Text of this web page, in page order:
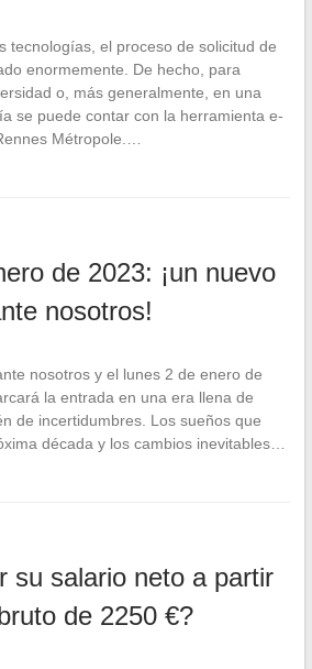
tecnologías, el proceso de solicitud de
enormemente. De hecho, para
o, más generalmente, en una
se puede contar con la herramienta e-
Métropole.…
de 2023: ¡un nuevo
nosotros!
nosotros y el lunes 2 de enero de
la entrada en una era llena de
de incertidumbres. Los sueños que
década y los cambios inevitables…
su salario neto a partir
de 2250 €?